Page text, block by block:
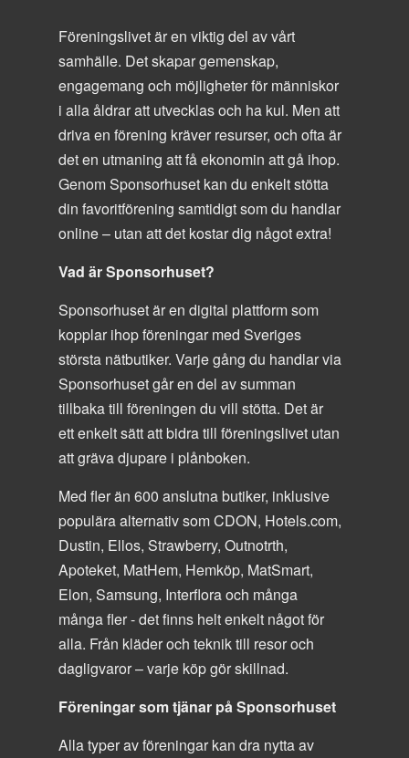
Föreningslivet är en viktig del av vårt
samhälle. Det skapar gemenskap,
engagemang och möjligheter för människor
i alla åldrar att utvecklas och ha kul. Men att
driva en förening kräver resurser, och ofta är
det en utmaning att få ekonomin att gå ihop.
Genom Sponsorhuset kan du enkelt stötta
din favoritförening samtidigt som du handlar
online – utan att det kostar dig något extra!
Vad är Sponsorhuset?
Sponsorhuset är en digital plattform som
kopplar ihop föreningar med Sveriges
största nätbutiker. Varje gång du handlar via
Sponsorhuset går en del av summan
tillbaka till föreningen du vill stötta. Det är
ett enkelt sätt att bidra till föreningslivet utan
att gräva djupare i plånboken.
Med fler än 600 anslutna butiker, inklusive
populära alternativ som CDON, Hotels.com,
Dustin, Ellos, Strawberry, Outnotrth,
Apoteket, MatHem, Hemköp, MatSmart,
Elon, Samsung, Interflora och många
många fler - det finns helt enkelt något för
alla. Från kläder och teknik till resor och
dagligvaror – varje köp gör skillnad.
Föreningar som tjänar på Sponsorhuset
Alla typer av föreningar kan dra nytta av